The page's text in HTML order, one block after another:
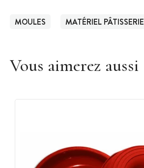
MOULES MATÉRIEL PÂTISSERIE
Vous aimerez aussi